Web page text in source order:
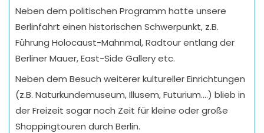
Neben dem politischen Programm hatte unsere
Berlinfahrt einen historischen Schwerpunkt, z.B.
Führung Holocaust-Mahnmal, Radtour entlang der
Berliner Mauer, East-Side Gallery etc.
Neben dem Besuch weiterer kultureller Einrichtungen
(z.B. Naturkundemuseum, Illusem, Futurium….) blieb in
der Freizeit sogar noch Zeit für kleine oder große
Shoppingtouren durch Berlin.